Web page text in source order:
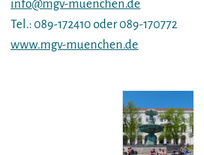
info@mgv-muenchen.de
Tel.: 089-172410 oder 089-170772
www.mgv-muenchen.de